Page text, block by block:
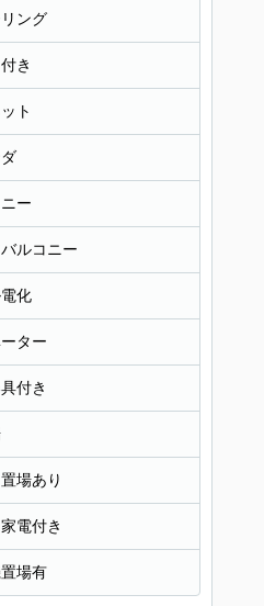
ング
き
ト
ー
ルコニー
化
ター
付き
場あり
電付き
場有